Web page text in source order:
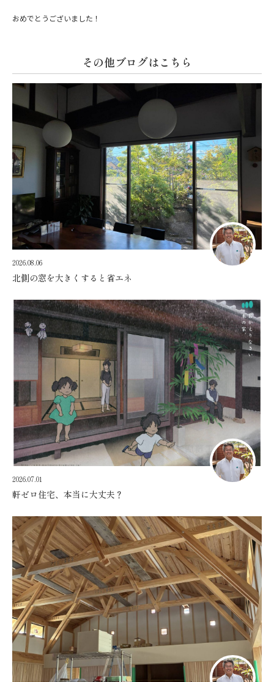
おめでとうございました！
その他ブログはこちら
2026.08.06
北側の窓を大きくすると省エネ
2026.07.01
軒ゼロ住宅、本当に大丈夫？